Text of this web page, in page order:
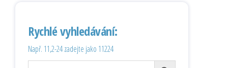
Rychlé vyhledávání:
Např. 11,2-24 zadejte jako 11224